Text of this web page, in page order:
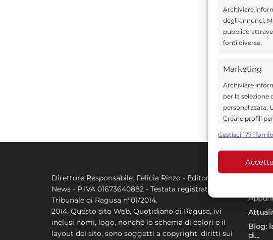
Archiviare
degli annunci,
pubblico
fonti diverse.
Marketing
Archiviare
per la selezione
personalizzata,
Creare profili
Utilizzare dati
Funzionalità
Abbinare e
Utilizzare
Gestisci 1771
Accetta
Direttore Responsabile: Felicia Rinzo - Editore QDR
News - P.IVA 01673640882 - Testata registrata al
Tribunale di Ragusa n°01/2014.
2014. Questo sito Web, Quotidiano di Ragusa, ivi
inclusi nomi, logo, nonchè lo schema di colori e il
layout del sito, sono soggetti a copyright, diritti sui
Blog:
di…